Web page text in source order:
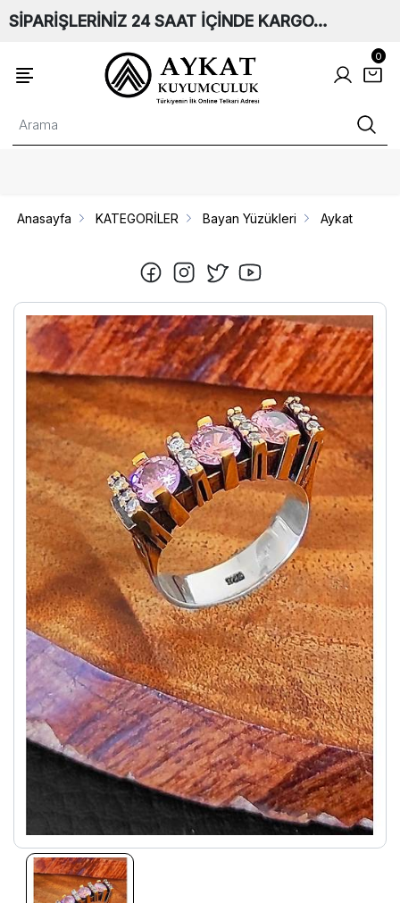
SİPARİŞLERİNİZ 24 SAAT İÇİNDE KARGO…
0
Anasayfa KATEGORİLER Bayan Yüzükleri Aykat